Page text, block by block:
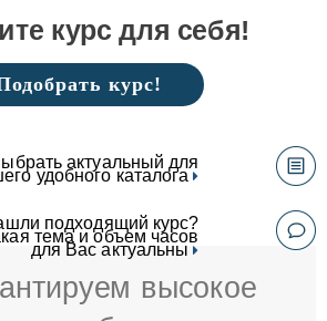
курс для себя!
курс!
актуальный для
удобного каталога
подходящий курс?
тема и объем часов
для Вас актуальны
высокое